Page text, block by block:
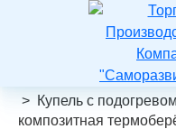
Каталог
Купель с
композитная